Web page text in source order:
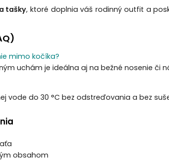
tašky, ktoré doplnia váš rodinný outfit a
mimo kočíka?
uchám je ideálna aj na bežné nosenie či
vode do 30 °C bez odstreďovania a bez
obsahom